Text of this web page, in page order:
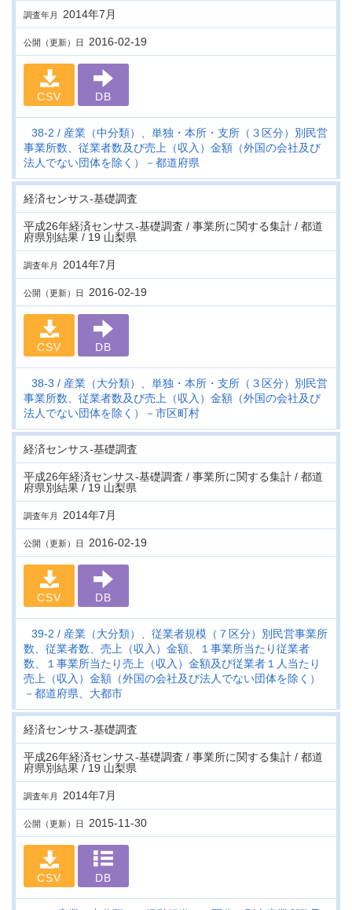
調査年月 2014年7月
公開（更新）日 2016-02-19
CSV DB
38-2
産業（中分類）、単独・本所・支所（３区分）別民営
事業所数、従業者数及び売上（収入）金額（外国の会社及び
法人でない団体を除く）－都道府県
経済センサス‐基礎調査
平成26年経済センサス‐基礎調査 / 事業所に関する集計 / 都道
府県別結果 / 19 山梨県
調査年月 2014年7月
公開（更新）日 2016-02-19
CSV DB
38-3
産業（大分類）、単独・本所・支所（３区分）別民営
事業所数、従業者数及び売上（収入）金額（外国の会社及び
法人でない団体を除く）－市区町村
経済センサス‐基礎調査
平成26年経済センサス‐基礎調査 / 事業所に関する集計 / 都道
府県別結果 / 19 山梨県
調査年月 2014年7月
公開（更新）日 2016-02-19
CSV DB
39-2
産業（大分類）、従業者規模（７区分）別民営事業所
数、従業者数、売上（収入）金額、１事業所当たり従業者
数、１事業所当たり売上（収入）金額及び従業者１人当たり
売上（収入）金額（外国の会社及び法人でない団体を除く）
－都道府県、大都市
経済センサス‐基礎調査
平成26年経済センサス‐基礎調査 / 事業所に関する集計 / 都道
府県別結果 / 19 山梨県
調査年月 2014年7月
公開（更新）日 2015-11-30
CSV DB